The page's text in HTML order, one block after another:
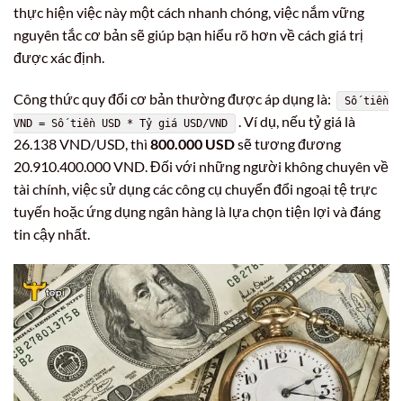
thực hiện việc này một cách nhanh chóng, việc nắm vững
nguyên tắc cơ bản sẽ giúp bạn hiểu rõ hơn về cách giá trị
được xác định.
Công thức quy đổi cơ bản thường được áp dụng là:
Số tiền
VND = Số tiền USD * Tỷ giá USD/VND
. Ví dụ, nếu tỷ giá là
26.138 VND/USD, thì 800.000 USDsẽ tương đương
20.910.400.000 VND. Đối với những người không chuyên về
tài chính, việc sử dụng các công cụ chuyển đổi ngoại tệ trực
tuyến hoặc ứng dụng ngân hàng là lựa chọn tiện lợi và đáng
tin cậy nhất.